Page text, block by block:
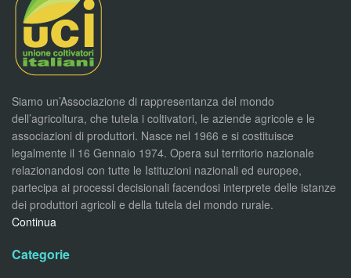
Siamo un’Associazione di rappresentanza del mondo
dell’agricoltura, che tutela i coltivatori, le aziende agricole e le
associazioni di produttori. Nasce nel 1966 e si costituisce
legalmente il 16 Gennaio 1974. Opera sul territorio nazionale
relazionandosi con tutte le Istituzioni nazionali ed europee,
partecipa ai processi decisionali facendosi interprete delle istanze
dei produttori agricoli e della tutela del mondo rurale.
Continua
Categorie